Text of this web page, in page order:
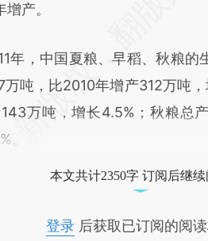
意图存在偏差。不代表财新观
产。
，中国夏粮、早稻、秋粮的
万吨，比2010年增产312万吨
万吨，增长4.5%；秋粮总
。
本文共计2350字 订阅后继
登录后获取已订阅的阅